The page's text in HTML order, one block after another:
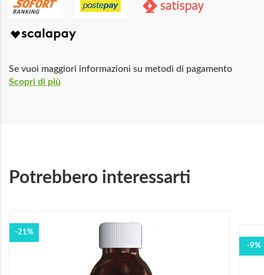
Se vuoi maggiori informazioni su metodi di pagamento
Scopri di più
Potrebbero interessarti
-21%
-9%